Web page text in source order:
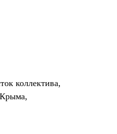
коллектива,